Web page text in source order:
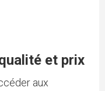
et prix
aux